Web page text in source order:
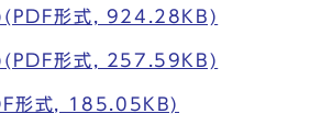
形式, 924.28KB)
形式, 257.59KB)
形式, 185.05KB)